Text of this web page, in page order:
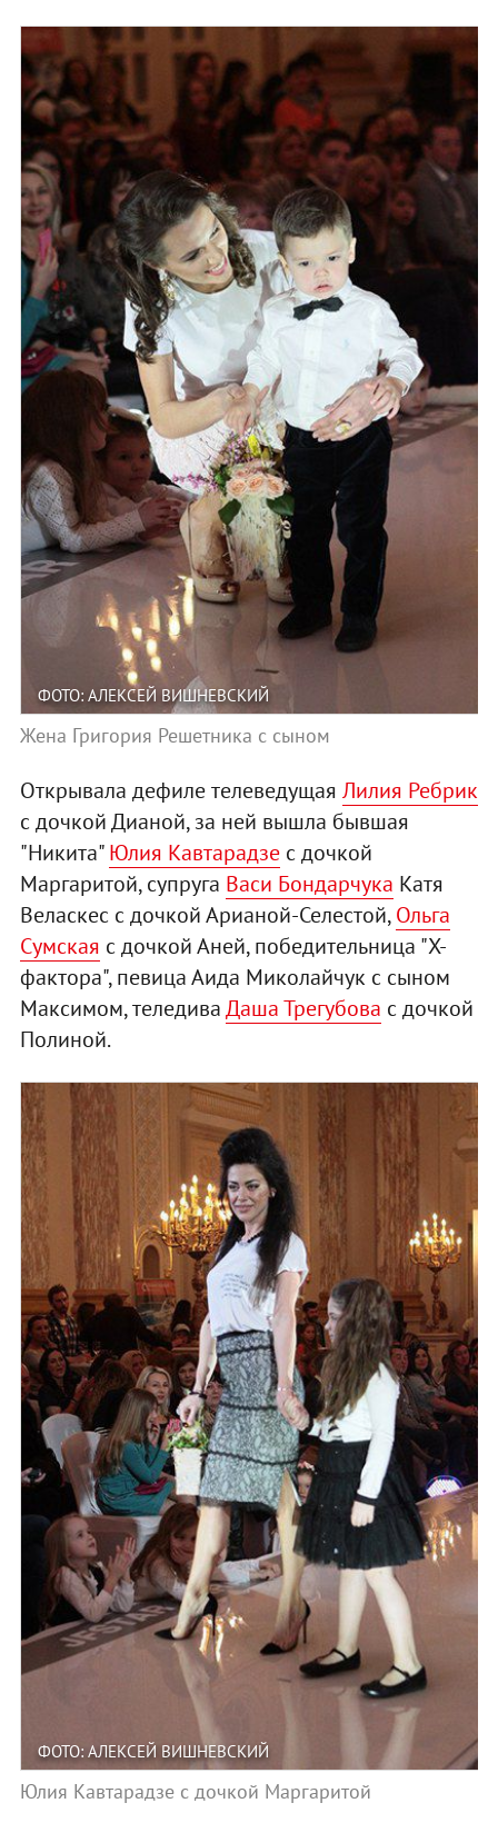
ФОТО: АЛЕКСЕЙ ВИШНЕВСКИЙ
Жена Григория Решетника с сыном
Открывала дефиле телеведущая Лилия Ребрик
с дочкой Дианой, за ней вышла бывшая
"Никита"Юлия Кавтарадзес дочкой
Маргаритой, супруга Васи Бондарчука Катя
Веласкес с дочкой Арианой-Селестой,Ольга
Сумская с дочкой Аней, победительница "X-
фактора", певица Аида Миколайчук с сыном
Максимом, теледиваДаша Трегубова с дочкой
Полиной.
ФОТО: АЛЕКСЕЙ ВИШНЕВСКИЙ
Юлия Кавтарадзе с дочкой Маргаритой